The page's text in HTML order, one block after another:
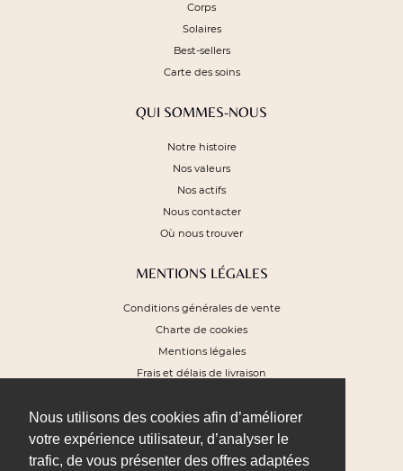
Nous utilisons des cookies afin d’améliorer
votre expérience utilisateur, d’analyser le
trafic, de vous présenter des offres adaptées
Corps
Solaires
Best-sellers
Carte des soins
QUI SOMMES-NOUS
Notre histoire
Nos valeurs
Nos actifs
Nous contacter
Où nous trouver
MENTIONS LÉGALES
Conditions générales de vente
Charte de cookies
Mentions légales
Frais et délais de livraison
NEWSLETTER
Pour recevoir nos offres exclusives et